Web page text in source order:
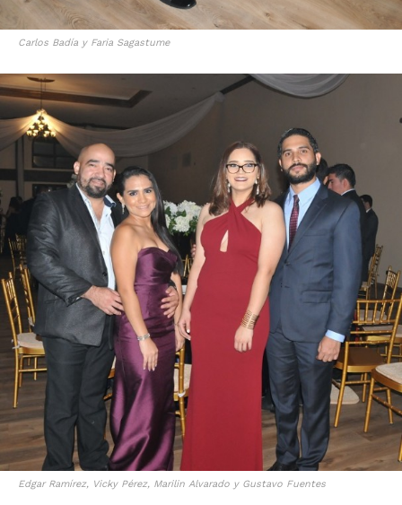
Carlos Badía y Faria Sagastume
Edgar Ramírez, Vicky Pérez, Marilin Alvarado y Gustavo Fuentes